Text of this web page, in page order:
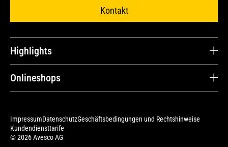
Kontakt
Highlights
Serviceverträge
Onlineshops
Avesco Store
Cat Merchandise Shop
ImpressumDatenschutzGeschäftsbedingungen und Rechtshinweise
Kundendiensttarife
© 2026 Avesco AG